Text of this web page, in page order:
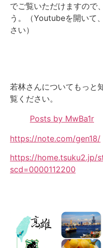
でご覧いただけますので
う。（Youtubeを開いて
さい）
若林さんについてもっと
覧ください。
Posts by MwBa1r
https://note.com/gen18/
https://home.tsuku2.jp/
scd=0000112200